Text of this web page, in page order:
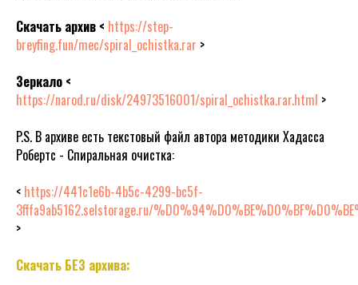
Скачать архив < https://step-
breyfing.fun/mec/spiral_ochistka.rar >
Зеркало <
https://narod.ru/disk/24973516001/spiral_ochistka.rar.html >
P.S. В архиве есть текстовый файл автора методики Хадасса
Робертс - Спиральная очистка:
< https://441c1e6b-4b5c-4299-bc5f-
3fffa9ab5162.selstorage.ru/
>
Скачать БЕЗ архива: